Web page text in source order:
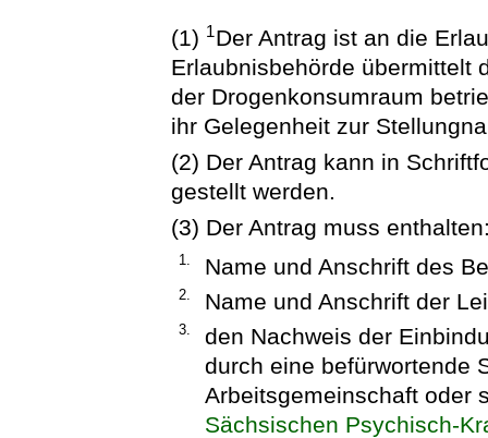
(1) 1Der Antrag ist an die
Erlaubnisbehörde übermittelt
der Drogenkonsumraum
ihr Gelegenheit zur
(2) Der Antrag kann in
gestellt werden.
(3) Der Antrag muss
1. Name und Anschrift des
2. Name und Anschrift der
3.
den Nachweis der
durch eine befürwortende
Arbeitsgemeinschaft oder
Sächsischen Psychisch-